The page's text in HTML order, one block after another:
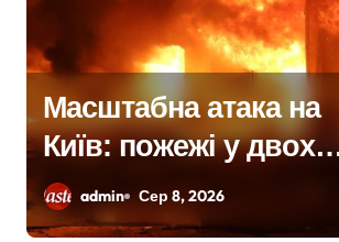
У Києві підрядницю
звинувачують у
розкраданні понад пів
мільйона гривень під
admin Сер 8, 2026